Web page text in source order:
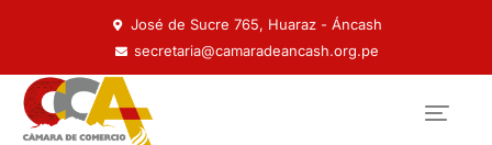
José de Sucre 765, Huaraz - Áncash
secretaria@camaradeancash.org.pe